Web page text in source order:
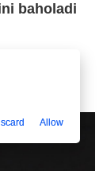
baholadi
Allow